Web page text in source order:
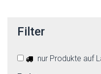
Filter
nur Produkte auf